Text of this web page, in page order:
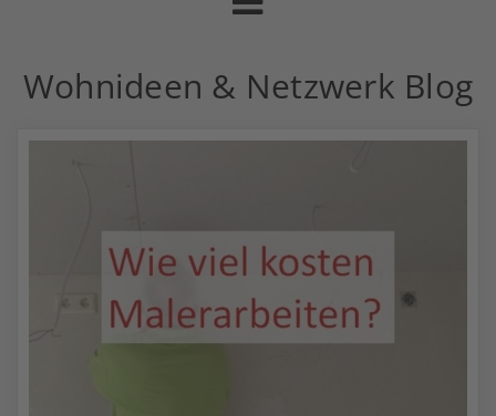
Wohnideen & Netzwerk Blog